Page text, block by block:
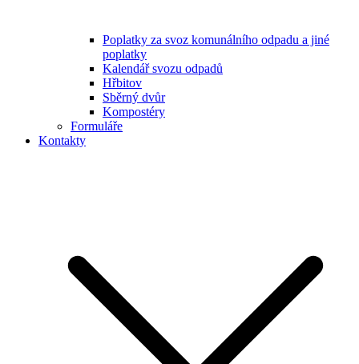
Poplatky za svoz komunálního odpadu a jiné
poplatky
Kalendář svozu odpadů
Hřbitov
Sběrný dvůr
Kompostéry
Formuláře
Kontakty